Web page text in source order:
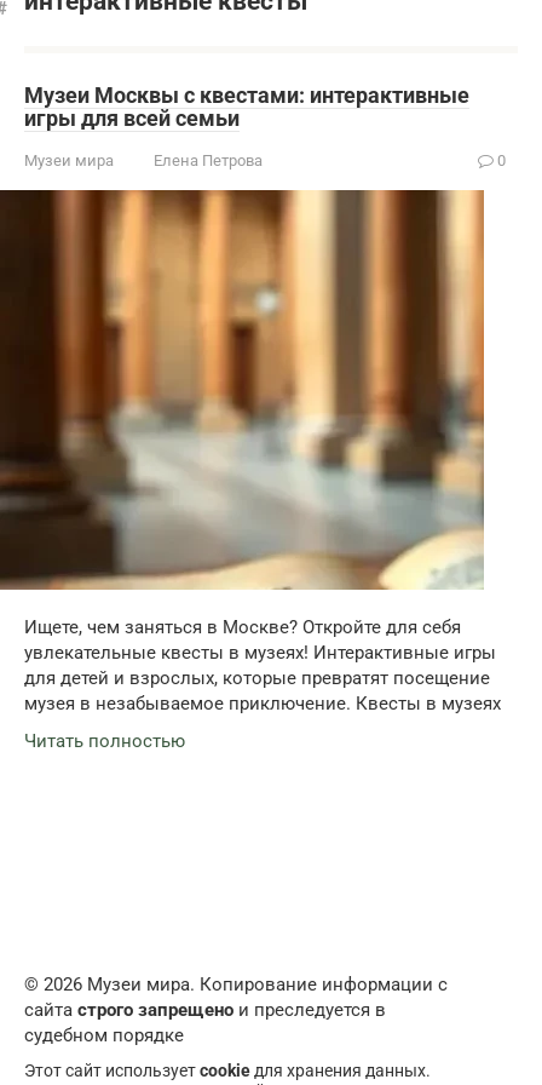
Музеи Москвы с квестами: интерактивные
игры для всей семьи
Музеи мира Елена Петрова 0
Ищете, чем заняться в Москве? Откройте для себя
увлекательные квесты в музеях! Интерактивные игры
для детей и взрослых, которые превратят посещение
музея в незабываемое приключение. Квесты в музеях
Читать полностью
© 2026 Музеи мира. Копирование информации с
сайта строго запрещено и преследуется в
судебном порядке
Этот сайт используетcookie для хранения данных.